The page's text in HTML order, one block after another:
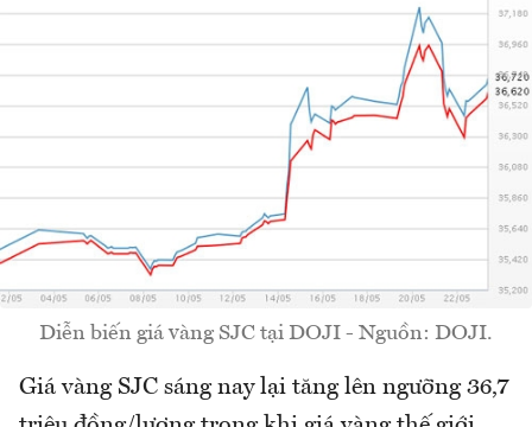
Diễn biến giá vàng SJC tại DOJI - Nguồn: DOJI.
Giá vàng SJC sáng nay lại tăng lên ngưỡng 36,7